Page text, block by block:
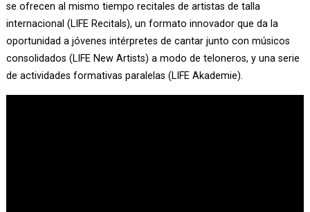
se ofrecen al mismo tiempo recitales de artistas de talla
internacional (LIFE Recitals), un formato innovador que da la
oportunidad a jóvenes intérpretes de cantar junto con músicos
consolidados (LIFE New Artists) a modo de teloneros, y una serie
de actividades formativas paralelas (LIFE Akademie).